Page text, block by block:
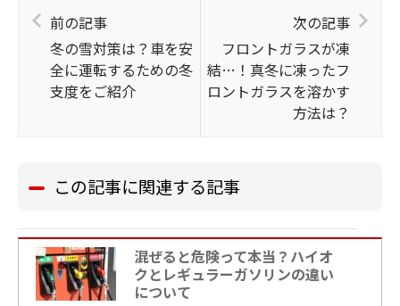
前の記事
冬の雪対策は？車を安
全に運転するための冬
支度をご紹介
次の記事
フロントガラスが凍
結…！真冬に凍ったフ
ロントガラスを溶かす
方法は？
この記事に関連する記事
混ぜると危険って本当？ハイオ
クとレギュラーガソリンの違い
について